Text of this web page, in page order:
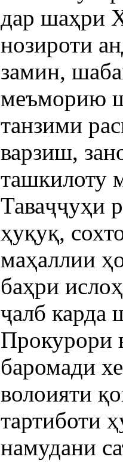
дар шаҳри
нозироти
замин,
меъморию
танзими
варзиш,
ташкилоту
Таваҷҷуҳи
ҳуқуқ,
маҳаллии
баҳри
ҷалб карда
Прокурори
баромади
волоияти
тартиботи
намудани